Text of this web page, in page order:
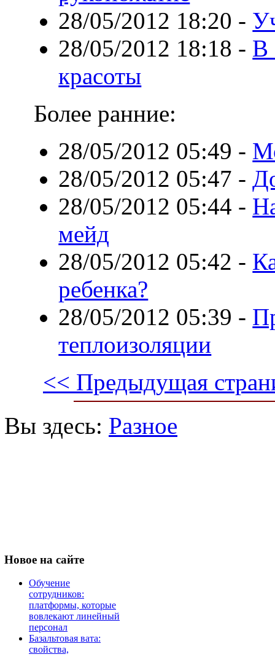
28/05/2012 18:20 -
28/05/2012 18:18 - В
красоты
Более ранние:
28/05/2012 05:49 -
28/05/2012 05:47 -
28/05/2012 05:44 -
мейд
28/05/2012 05:42 -
ребенка?
28/05/2012 05:39 -
теплоизоляции
<< Предыдущая
Вы здесь: Разное
Новое на сайте
Обучение
сотрудников:
платформы, которые
вовлекают линейный
персонал
Базальтовая вата:
свойства,